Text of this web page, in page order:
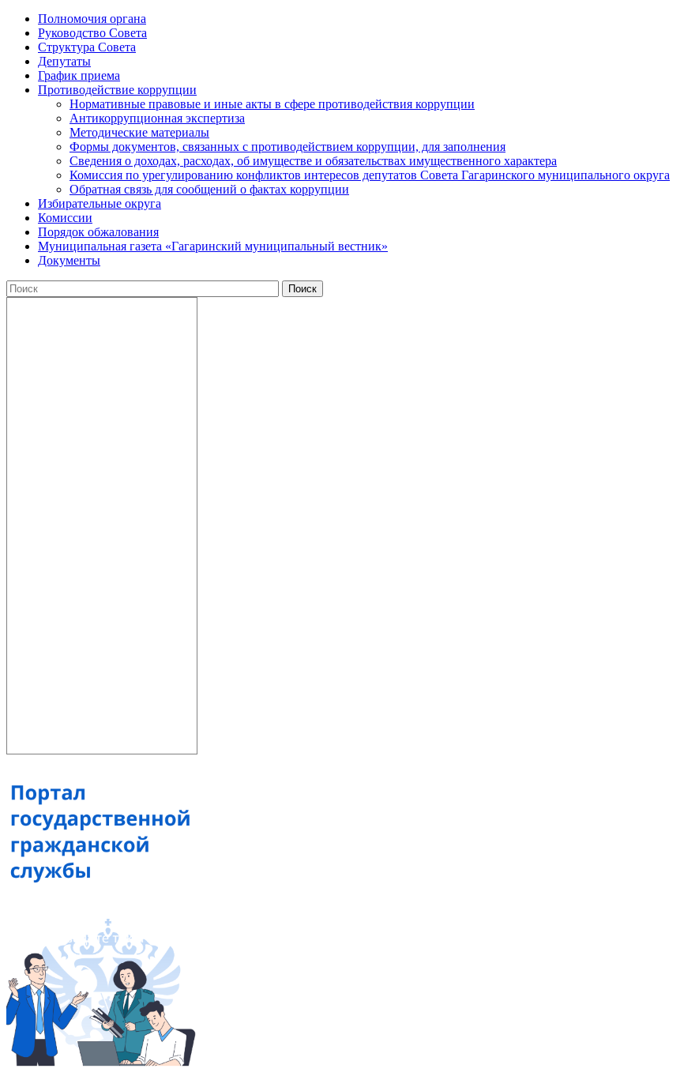
Полномочия органа
Руководство Совета
Структура Совета
Депутаты
График приема
Противодействие коррупции
Нормативные правовые и иные акты в сфере противодействия коррупции
Антикоррупционная экспертиза
Методические материалы
Формы документов, связанных с противодействием коррупции, для заполнения
Сведения о доходах, расходах, об имуществе и обязательствах имущественного характера
Комиссия по урегулированию конфликтов интересов депутатов Совета Гагаринского муниципального округа
Обратная связь для сообщений о фактах коррупции
Избирательные округа
Комиссии
Порядок обжалования
Муниципальная газета «Гагаринский муниципальный вестник»
Документы